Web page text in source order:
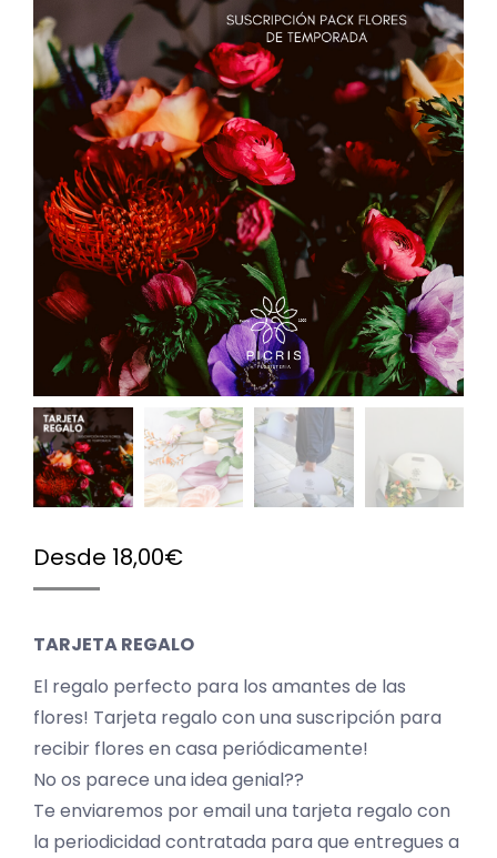
Desde 18,00€
TARJETA REGALO
El regalo perfecto para los amantes de las
flores! Tarjeta regalo con una suscripción para
recibir flores en casa periódicamente!
No os parece una idea genial??
Te enviaremos por email una tarjeta regalo con
la periodicidad contratada para que entregues a